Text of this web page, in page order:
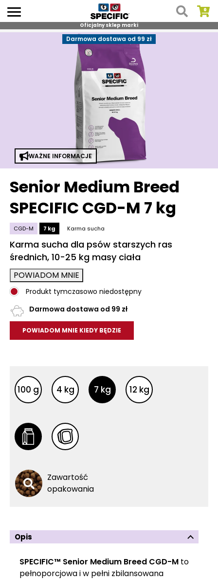
Skip
Oficjalny sklep marki
Darmowa dostawa od 99 zł
WAŻNE INFORMACJE
Senior Medium Breed
SPECIFIC CGD-M 7 kg
CGD-M 7 kg Karma sucha
Karma sucha dla psów starszych ras
średnich, 10-25 kg masy ciała
POWIADOM MNIE
Produkt tymczasowo niedostępny
Darmowa dostawa od 99 zł
POWIADOM MNIE KIEDY BĘDZIE
Inne opakowania
100 g 4 kg 7 kg 12 kg
Inne opakowania
Zawartość
opakowania
Opis
SPECIFIC™ Senior Medium Breed CGD-M to
pełnoporcjowa i w pełni zbilansowana